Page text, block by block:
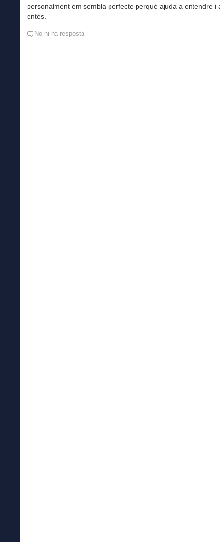
personalment em sembla perfecte perquè ajuda a entendre i
entès.
No hi ha resposta